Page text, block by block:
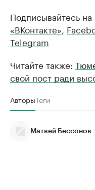
Подписывайтесь
«ВКонтакте»
Telegram
Читайте также:
свой пост ради
АвторыТеги
Матвей Бессонов